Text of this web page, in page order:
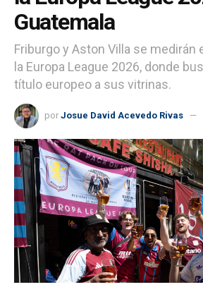
Guatemala
Friburgo y Aston Villa se medirán
la Europa League 2026, donde
título europeo a sus vitrinas.
por Josue David Acevedo Rivas